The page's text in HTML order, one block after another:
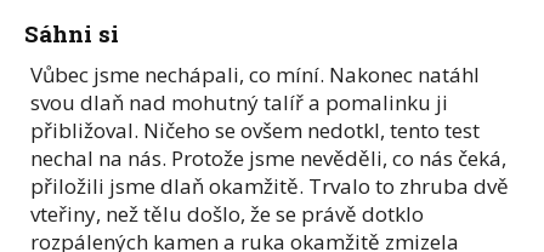
Sáhni si
Vůbec jsme nechápali, co míní. Nakonec natáhl
svou dlaň nad mohutný talíř a pomalinku ji
přibližoval. Ničeho se ovšem nedotkl, tento test
nechal na nás. Protože jsme nevěděli, co nás čeká,
přiložili jsme dlaň okamžitě. Trvalo to zhruba dvě
vteřiny, než tělu došlo, že se právě dotklo
rozpálených kamen a ruka okamžitě zmizela